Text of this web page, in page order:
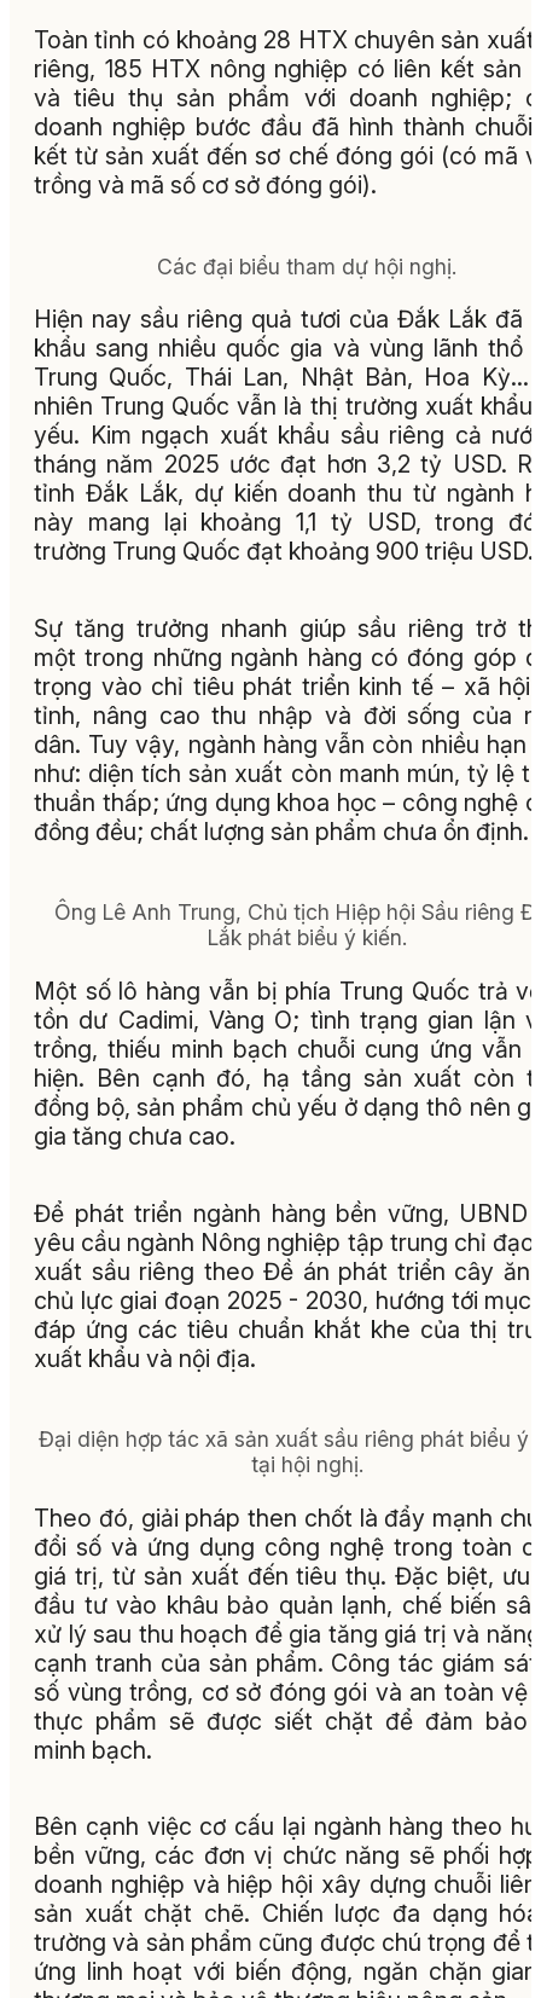
Toàn tỉnh có khoảng 28 HTX chuyên sản xuất
riêng, 185 HTX nông nghiệp có liên kết sản
và tiêu thụ sản phẩm với doanh nghiệp;
doanh nghiệp bước đầu đã hình thành chuỗi
kết từ sản xuất đến sơ chế đóng gói (có mã
trồng và mã số cơ sở đóng gói).
Các đại biểu tham dự hội nghị.
Hiện nay sầu riêng quả tươi của Đắk Lắk đã
khẩu sang nhiều quốc gia và vùng lãnh thổ
Trung Quốc, Thái Lan, Nhật Bản, Hoa Kỳ…
nhiên Trung Quốc vẫn là thị trường xuất khẩu
yếu. Kim ngạch xuất khẩu sầu riêng cả
tháng năm 2025 ước đạt hơn 3,2 tỷ USD.
tỉnh Đắk Lắk, dự kiến doanh thu từ ngành
này mang lại khoảng 1,1 tỷ USD, trong
trường Trung Quốc đạt khoảng 900 triệu USD.
Sự tăng trưởng nhanh giúp sầu riêng trở
một trong những ngành hàng có đóng góp
trọng vào chỉ tiêu phát triển kinh tế – xã hội
tỉnh, nâng cao thu nhập và đời sống của
dân. Tuy vậy, ngành hàng vẫn còn nhiều hạn
như: diện tích sản xuất còn manh mún, tỷ lệ
thuần thấp; ứng dụng khoa học – công nghệ
đồng đều; chất lượng sản phẩm chưa ổn định.
Ông Lê Anh Trung, Chủ tịch Hiệp hội Sầu riêng
Lắk phát biểu ý kiến.
Một số lô hàng vẫn bị phía Trung Quốc trả
tồn dư Cadimi, Vàng O; tình trạng gian lận
trồng, thiếu minh bạch chuỗi cung ứng vẫn
hiện. Bên cạnh đó, hạ tầng sản xuất còn
đồng bộ, sản phẩm chủ yếu ở dạng thô nên
gia tăng chưa cao.
Để phát triển ngành hàng bền vững, UBND
yêu cầu ngành Nông nghiệp tập trung chỉ đạo
xuất sầu riêng theo Đề án phát triển cây ăn
chủ lực giai đoạn 2025 - 2030, hướng tới mục
đáp ứng các tiêu chuẩn khắt khe của thị
xuất khẩu và nội địa.
Đại diện hợp tác xã sản xuất sầu riêng phát biểu ý
tại hội nghị.
Theo đó, giải pháp then chốt là đẩy mạnh
đổi số và ứng dụng công nghệ trong toàn
giá trị, từ sản xuất đến tiêu thụ. Đặc biệt, ưu
đầu tư vào khâu bảo quản lạnh, chế biến
xử lý sau thu hoạch để gia tăng giá trị và
cạnh tranh của sản phẩm. Công tác giám
số vùng trồng, cơ sở đóng gói và an toàn vệ
thực phẩm sẽ được siết chặt để đảm bảo
minh bạch.
Bên cạnh việc cơ cấu lại ngành hàng theo
bền vững, các đơn vị chức năng sẽ phối
doanh nghiệp và hiệp hội xây dựng chuỗi
sản xuất chặt chẽ. Chiến lược đa dạng
trường và sản phẩm cũng được chú trọng để
ứng linh hoạt với biến động, ngăn chặn